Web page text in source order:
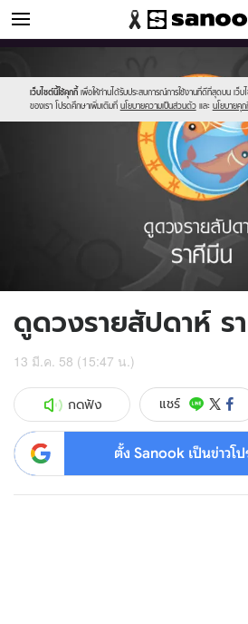
ดูดวง
เว็บไซต์นี้ใช้คุกกี้ เพื่อให้ท่านได้รับประสบการณ์การใช้งานที่ดีที่สุดบน เว็บ
ของเรา โปรดศึกษาเพิ่มเติมที่ นโยบายความเป็นส่วนตัว และ นโยบายคุก
new-
sanook.png
ดูดวงรายสัปดาห์ ร
13 มี.ค. 58 (15:47 น.)
กดฟัง แชร์
ตั้ง Sanook เป็นข่าวโ